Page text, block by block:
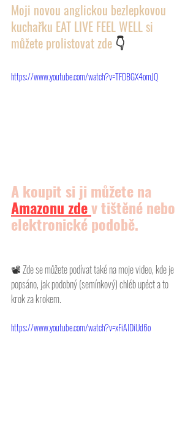
Moji novou anglickou bezlepkovou
kuchařku EAT LIVE FEEL WELL si
můžete prolistovat zde 👇
https://www.youtube.com/watch?v=TFDBGX4omJQ
A koupit si ji můžete na
Amazonu zde v tištěné nebo
elektronické podobě.
📽 Zde se můžete podívat také na moje video, kde je
popsáno, jak podobný (semínkový) chléb upéct a to
krok za krokem.
https://www.youtube.com/watch?v=xFiAIDiUd6o